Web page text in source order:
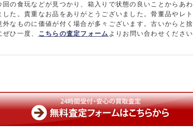
回の食玩などが見つかり、箱入りで状態の良いことからあわ
した。貴重なお品をありがとうございました。骨董品やレト
外なものに価値が付く場合が多々ございます。古いからと捨
ひ一度、 こちらの査定フォーム よりお問い合わせください